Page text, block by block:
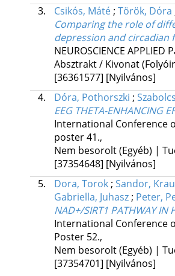
3.
Csikós, Máté; Török, Dóra
Comparing the role of
depression and circadian
NEUROSCIENCE APPLIED
Absztrakt / Kivonat
[36361577] [Nyilvános]
4.
Dóra, Pothorszki ;
EEG THETA-ENHANCING
International Conference
poster 41.,
Nem besorolt (Egyéb) |
[37354648] [Nyilvános]
5.
Dora, Torok; Sandor,
Gabriella, Juhasz; Peter,
NAD+/SIRT1 PATHWAY IN
International Conference
Poster 52.,
Nem besorolt (Egyéb) |
[37354701] [Nyilvános]